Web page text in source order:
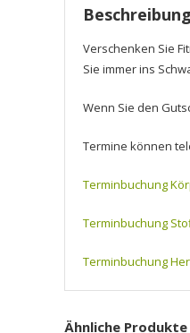
Beschreibung
Verschenken Sie
Sie immer ins
Wenn Sie den
Termine können
Terminbuchung
Terminbuchung
Terminbuchung
Ähnliche Produkte